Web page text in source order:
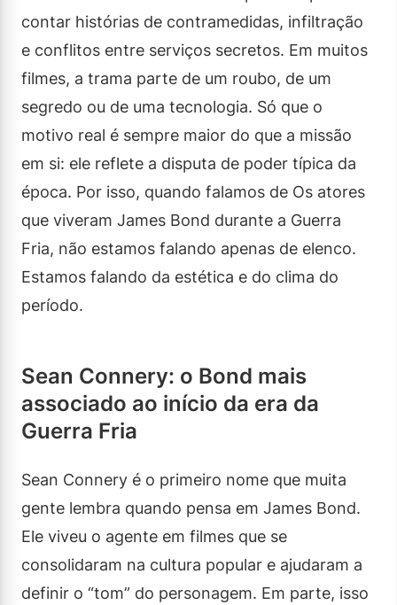
contar histórias de contramedidas, infiltração
e conflitos entre serviços secretos. Em muitos
filmes, a trama parte de um roubo, de um
segredo ou de uma tecnologia. Só que o
motivo real é sempre maior do que a missão
em si: ele reflete a disputa de poder típica da
época. Por isso, quando falamos de Os atores
que viveram James Bond durante a Guerra
Fria, não estamos falando apenas de elenco.
Estamos falando da estética e do clima do
período.
Sean Connery: o Bond mais
associado ao início da era da
Guerra Fria
Sean Connery é o primeiro nome que muita
gente lembra quando pensa em James Bond.
Ele viveu o agente em filmes que se
consolidaram na cultura popular e ajudaram a
definir o “tom” do personagem. Em parte, isso